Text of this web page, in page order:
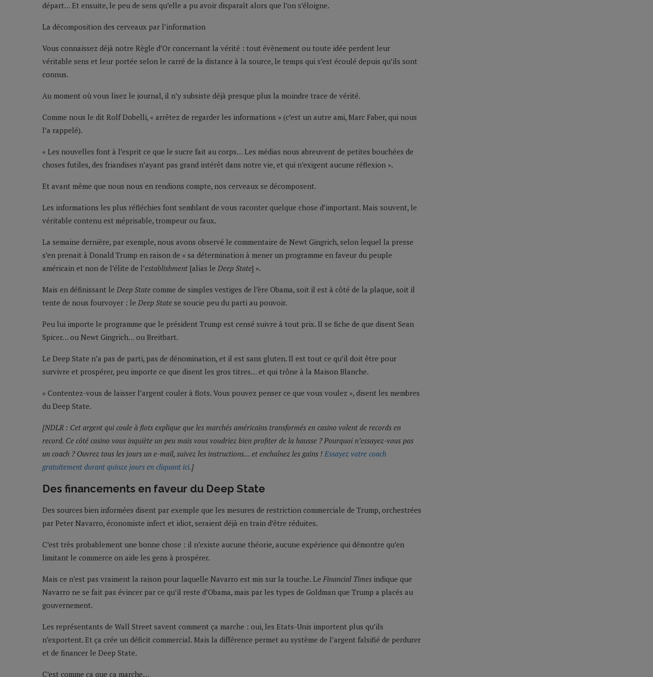
départ… Et ensuite, le peu de sens qu’elle a pu avoir disparaît alors que l’on s’éloigne.
La décomposition des cerveaux par l’information
Vous connaissez déjà notre Règle d’Or concernant la vérité : tout évènement ou toute idée perdent leur
véritable sens et leur portée selon le carré de la distance à la source, le temps qui s’est écoulé depuis qu’ils sont
connus.
Au moment où vous lisez le journal, il n’y subsiste déjà presque plus la moindre trace de vérité.
Comme nous le dit Rolf Dobelli, « arrêtez de regarder les informations » (c’est un autre ami, Marc Faber, qui nous
l’a rappelé).
« Les nouvelles font à l’esprit ce que le sucre fait au corps… Les médias nous abreuvent de petites bouchées de
choses futiles, des friandises n’ayant pas grand intérêt dans notre vie, et qui n’exigent aucune réflexion ».
Et avant même que nous nous en rendions compte, nos cerveaux se décomposent.
Les informations les plus réfléchies font semblant de vous raconter quelque chose d’important. Mais souvent, le
véritable contenu est méprisable, trompeur ou faux.
La semaine dernière, par exemple, nous avons observé le commentaire de Newt Gingrich, selon lequel la presse
s’en prenait à Donald Trump en raison de « sa détermination à mener un programme en faveur du peuple
américain et non de l’élite de l’establishment [alias le Deep State] ».
Mais en définissant le Deep State comme de simples vestiges de l’ère Obama, soit il est à côté de la plaque, soit il
tente de nous fourvoyer : le Deep State se soucie peu du parti au pouvoir.
Peu lui importe le programme que le président Trump est censé suivre à tout prix. Il se fiche de que disent Sean
Spicer… ou Newt Gingrich… ou Breitbart.
Le Deep State n’a pas de parti, pas de dénomination, et il est sans gluten. Il est tout ce qu’il doit être pour
survivre et prospérer, peu importe ce que disent les gros titres… et qui trône à la Maison Blanche.
« Contentez-vous de laisser l’argent couler à flots. Vous pouvez penser ce que vous voulez », disent les membres
du Deep State.
[NDLR : Cet argent qui coule à flots explique que les marchés américains transformés en casino volent de records en
record. Ce côté casino vous inquiète un peu mais vous voudriez bien profiter de la hausse ? Pourquoi n’essayez-vous pas
un coach ? Ouvrez tous les jours un e-mail, suivez les instructions… et enchaînez les gains ! Essayez votre coach
gratuitement durant quinze jours en cliquant ici.]
Des financements en faveur du Deep State
Des sources bien informées disent par exemple que les mesures de restriction commerciale de Trump, orchestrées
par Peter Navarro, économiste infect et idiot, seraient déjà en train d’être réduites.
C’est très probablement une bonne chose : il n’existe aucune théorie, aucune expérience qui démontre qu’en
limitant le commerce on aide les gens à prospérer.
Mais ce n’est pas vraiment la raison pour laquelle Navarro est mis sur la touche. Le Financial Times indique que
Navarro ne se fait pas évincer par ce qu’il reste d’Obama, mais par les types de Goldman que Trump a placés au
gouvernement.
Les représentants de Wall Street savent comment ça marche : oui, les Etats-Unis importent plus qu’ils
n’exportent. Et ça crée un déficit commercial. Mais la différence permet au système de l’argent falsifié de perdurer
et de financer le Deep State.
C’est comme ça que ça marche…